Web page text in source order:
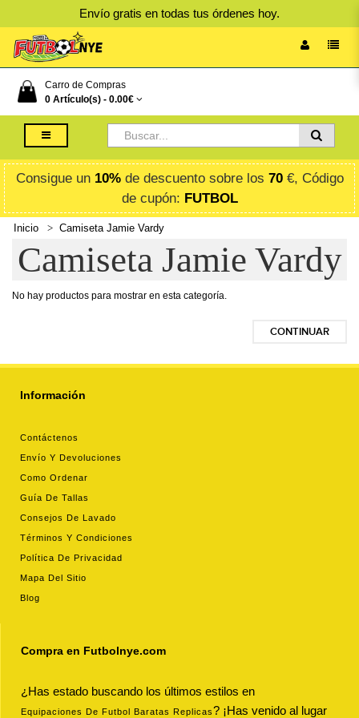
Envío gratis en todas tus órdenes hoy.
Carro de Compras
0 Artículo(s) - 0.00€
Consigue un 10%de descuento sobre los 70€, Código
de cupón: FUTBOL
Inicio Camiseta Jamie Vardy
Camiseta Jamie Vardy
No hay productos para mostrar en esta categoría.
CONTINUAR
Información
Contáctenos
Envío Y Devoluciones
Como Ordenar
Guía De Tallas
Consejos De Lavado
Términos Y Condiciones
Política De Privacidad
Mapa Del Sitio
Blog
Compra en Futbolnye.com
¿Has estado buscando los últimos estilos en
Equipaciones De Futbol Baratas Replicas? ¡Has venido al lugar